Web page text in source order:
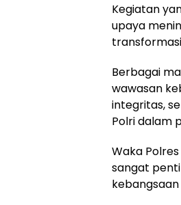
Kegiatan
upaya
Berbagai
wawasan
integritas,
Polri dalam
Waka
sangat
kebangsaan